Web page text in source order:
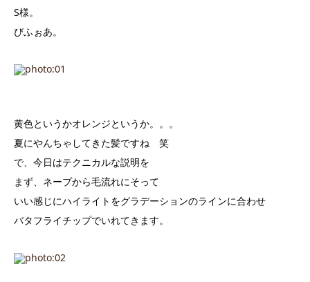
S様。
びふぉあ。
黄色というかオレンジというか。。。
夏にやんちゃしてきた髪ですね 笑
で、今日はテクニカルな説明を
まず、ネープから毛流れにそって
いい感じにハイライトをグラデーションのラインに合わせ
バタフライチップでいれてきます。